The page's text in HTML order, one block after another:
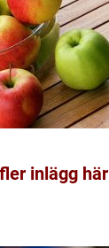
inlägg här